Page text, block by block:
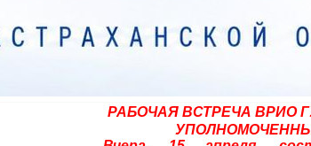
РАБОЧАЯ ВСТРЕЧА ВРИО